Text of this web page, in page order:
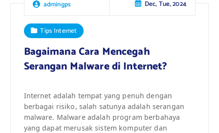
admingps Dec, Tue, 2024
Tips Internet
Bagaimana Cara Mencegah
Serangan Malware di Internet?
Internet adalah tempat yang penuh dengan
berbagai risiko, salah satunya adalah serangan
malware. Malware adalah program berbahaya
yang dapat merusak sistem komputer dan